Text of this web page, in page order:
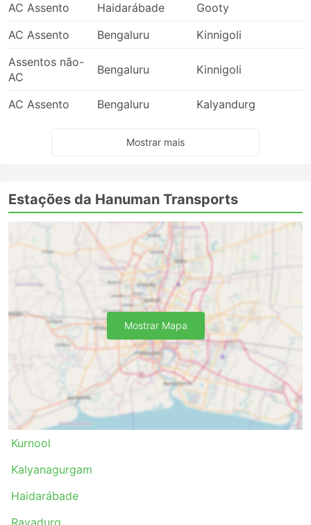
AC Assento
Haidarábade Gooty
AC Assento
Bengaluru Kinnigoli
Assentos não-
AC
Bengaluru Kinnigoli
AC Assento Bengaluru Kalyandurg
Mostrar mais
Estações da Hanuman Transports
Kurnool
Kalyanagurgam
Haidarábade
Rayadurg
Mostrar Mapa